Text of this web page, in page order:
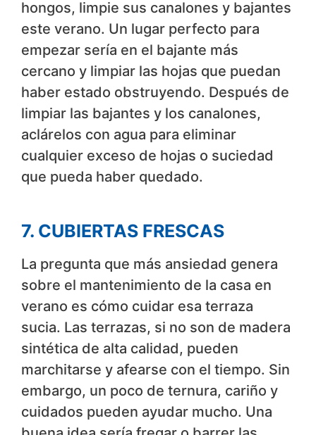
hongos, limpie sus canalones y bajantes
este verano. Un lugar perfecto para
empezar sería en el bajante más
cercano y limpiar las hojas que puedan
haber estado obstruyendo. Después de
limpiar las bajantes y los canalones,
aclárelos con agua para eliminar
cualquier exceso de hojas o suciedad
que pueda haber quedado.
7. CUBIERTAS FRESCAS
La pregunta que más ansiedad genera
sobre el mantenimiento de la casa en
verano es cómo cuidar esa terraza
sucia. Las terrazas, si no son de madera
sintética de alta calidad, pueden
marchitarse y afearse con el tiempo. Sin
embargo, un poco de ternura, cariño y
cuidados pueden ayudar mucho. Una